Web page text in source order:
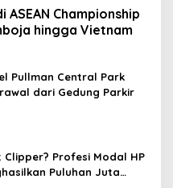
Championship
hingga Vietnam
Pullman Central Park
dari Gedung Parkir
Profesi Modal HP
Puluhan Juta